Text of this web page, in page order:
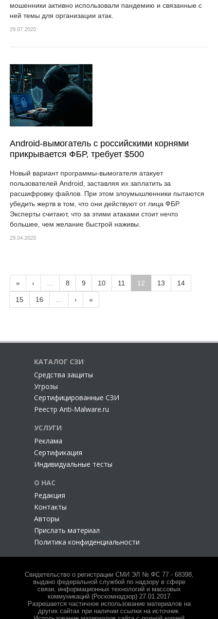
мошенники активно использовали пандемию и связанные с
ней темы для организации атак.
29.07.2020
Android-вымогатель с российскими корнями
прикрывается ФБР, требует $500
Новый вариант программы-вымогателя атакует
пользователей Android, заставляя их заплатить за
расшифровку файлов. При этом злоумышленники пытаются
убедить жертв в том, что они действуют от лица ФБР.
Эксперты считают, что за этими атаками стоит нечто
большее, чем желание быстрой наживы.
29.04.2020
« ‹ 8 9 10 11 12 13 14
15 16 › »
КАТАЛОГ СЗИ
Cредства защиты
Угрозы
Сертифицированные СЗИ
Реестр Anti-Malware.ru
УСЛУГИ
Реклама
Сертификация
Индивидуальные тесты
О НАС
Редакция
Контакты
Авторы
Прислать материал
Политика конфиденциальности
Свидетельство о регистрации СМИ ЭЛ № ФС 77 - 68398,
выдано федеральной службой по надзору в сфере
связи, информационных технологий и массовых
коммуникаций (Роскомнадзор) 27.01.2017
Разрешается частичное использование материалов на
других сайтах при наличии ссылки на источник.